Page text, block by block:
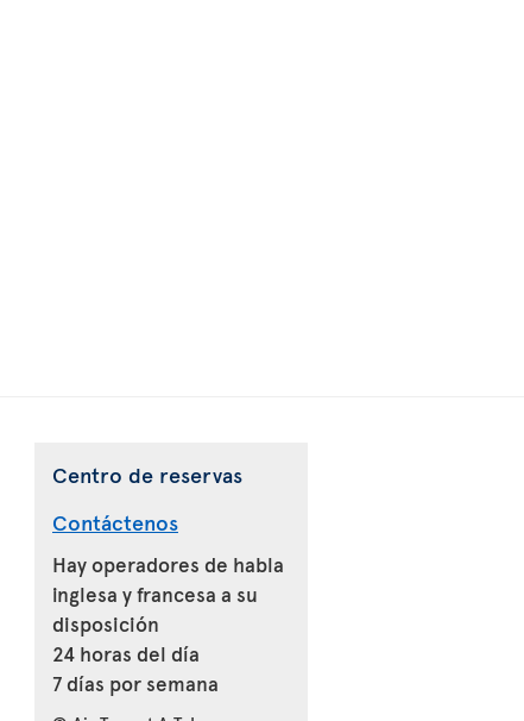
Centro de reservas
Contáctenos
Hay operadores de habla
inglesa y francesa a su
disposición
24 horas del día
7 días por semana